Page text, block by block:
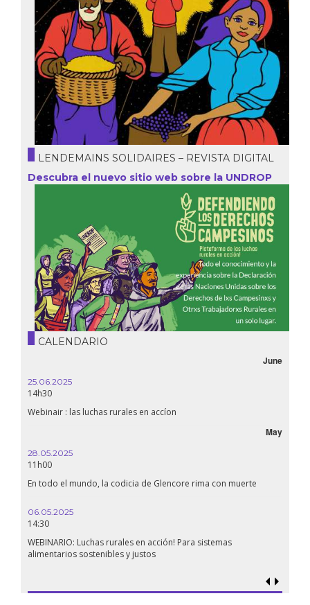
LENDEMAINS SOLIDAIRES – REVISTA DIGITAL
Descubra el nuevo sitio web sobre la UNDROP
CALENDARIO
June
25.06.2025
14h30
Webinair : las luchas rurales en accíon
May
28.05.2025
11h00
En todo el mundo, la codicia de Glencore rima con muerte
06.05.2025
14:30
WEBINARIO: Luchas rurales en acción! Para sistemas
alimentarios sostenibles y justos